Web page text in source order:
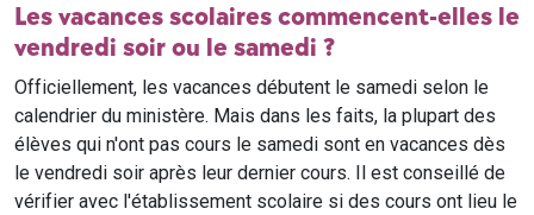
Les vacances scolaires commencent-elles le
vendredi soir ou le samedi ?
Officiellement, les vacances débutent le samedi selon le
calendrier du ministère. Mais dans les faits, la plupart des
élèves qui n'ont pas cours le samedi sont en vacances dès
le vendredi soir après leur dernier cours. Il est conseillé de
vérifier avec l'établissement scolaire si des cours ont lieu le